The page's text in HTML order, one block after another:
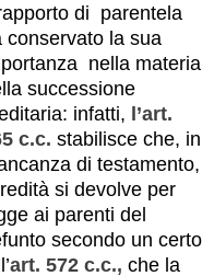
di parentela
conservato la sua
nella materia
successione
infatti, l’art.
c.c. stabilisce che, in
di testamento,
si devolve per
ai parenti del
secondo un certo
art. 572 c.c., che la